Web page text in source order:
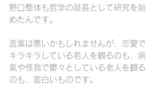
野口整体も哲学の延長として研究を始
めたんです。
言葉は悪いかもしれませんが、恋愛で
キラキラしている若人を観るのも、病
氣や怪我で鬱々としている老人を観る
のも、面白いものです。